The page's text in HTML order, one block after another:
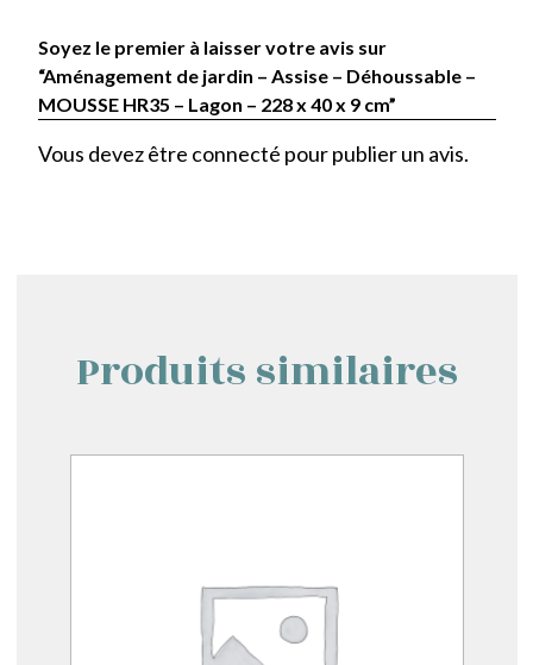
Soyez le premier à laisser votre avis sur
“Aménagement de jardin – Assise – Déhoussable –
MOUSSE HR35 – Lagon – 228 x 40 x 9 cm”
Vous devez être connecté pour publier un avis.
Produits similaires